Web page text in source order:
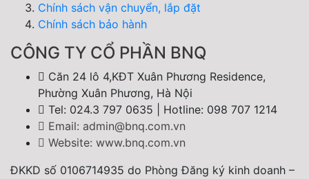
Chính sách vận chuyển, lắp đặt
Chính sách bảo hành
CÔNG TY CỔ PHẦN BNQ
Căn 24 lô 4,KĐT Xuân Phương Residence,
Phường Xuân Phương, Hà Nội
Tel: 024.3 797 0635 | Hotline: 098 707 1214
Email: admin@bnq.com.vn
Website: www.bnq.com.vn
ĐKKD số 0106714935 do Phòng Đăng ký kinh doanh –